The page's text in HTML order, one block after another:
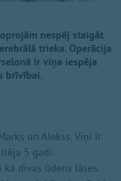
nespēj staigāt
trieka. Operācija
ir viņa iespēja
brīvībai.
un Alekss. Viņi ir
5 gadi.
divas ūdens lāses.